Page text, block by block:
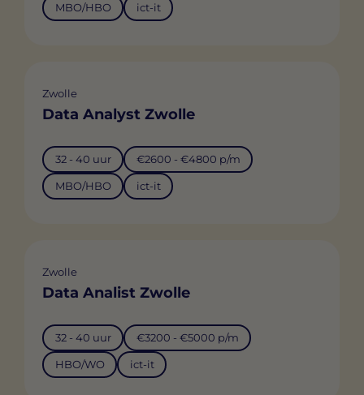
MBO/HBO ict-it
Zwolle
Data Analyst Zwolle
32 - 40 uur €2600 - €4800 p/m
MBO/HBO ict-it
Zwolle
Data Analist Zwolle
32 - 40 uur €3200 - €5000 p/m
HBO/WO ict-it